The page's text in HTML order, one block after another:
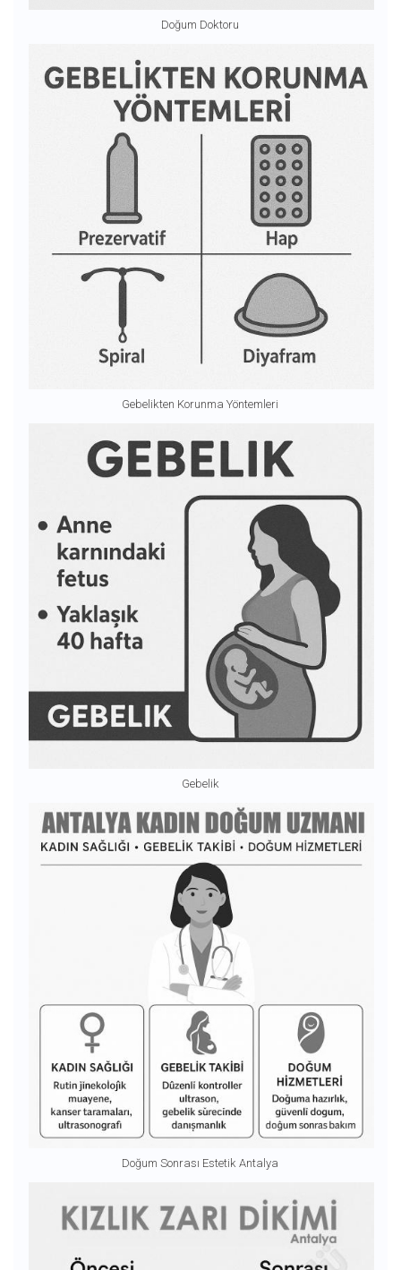
Doğum Doktoru
Gebelikten Korunma Yöntemleri
Gebelik
Doğum Sonrası Estetik Antalya